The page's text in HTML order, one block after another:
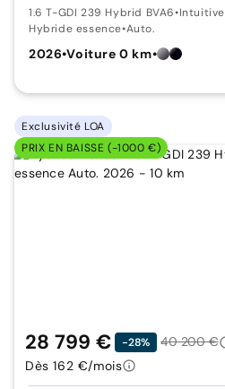
1.6 T-GDI 239 Hybrid BVA6•Intuitive
Hybride essence•Auto.
2026•Voiture 0 km•
Exclusivité LOA
PRIX EN BAISSE (-1000 €)
28 799 € -28%
40 200 €
Dès 162 €/mois